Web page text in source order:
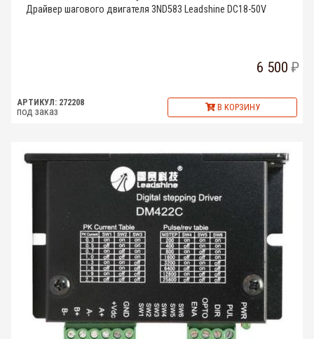
Драйвер шагового двигателя 3ND583 Leadshine DC18-50V
6 500
АРТИКУЛ: 272208
под заказ В КОРЗИНУ